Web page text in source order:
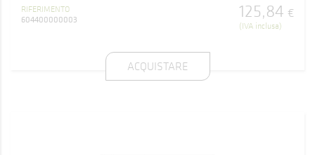
RIFERIMENTO
604400000003
125,84 €
(IVA inclusa)
ACQUISTARE